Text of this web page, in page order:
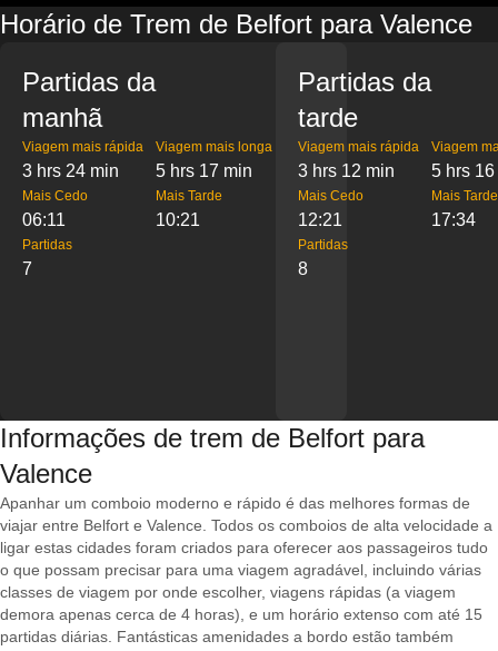
Horário de Trem de Belfort para Valence
Partidas da
manhã
Viagem mais rápida
3 hrs 24 min
Viagem mais longa
5 hrs 17 min
Mais Cedo
06:11
Mais Tarde
10:21
Partidas
7
Partidas da
tarde
Viagem mais rápida
3 hrs 12 min
Viagem
5 hrs
Mais Cedo
12:21
Mais Tarde
17:34
Partidas
8
Informações de trem de Belfort para
Valence
Apanhar um comboio moderno e rápido é das melhores formas de
viajar entre Belfort e Valence. Todos os comboios de alta velocidade a
ligar estas cidades foram criados para oferecer aos passageiros tudo
o que possam precisar para uma viagem agradável, incluindo várias
classes de viagem por onde escolher, viagens rápidas (a viagem
demora apenas cerca de 4 horas), e um horário extenso com até 15
partidas diárias. Fantásticas amenidades a bordo estão também